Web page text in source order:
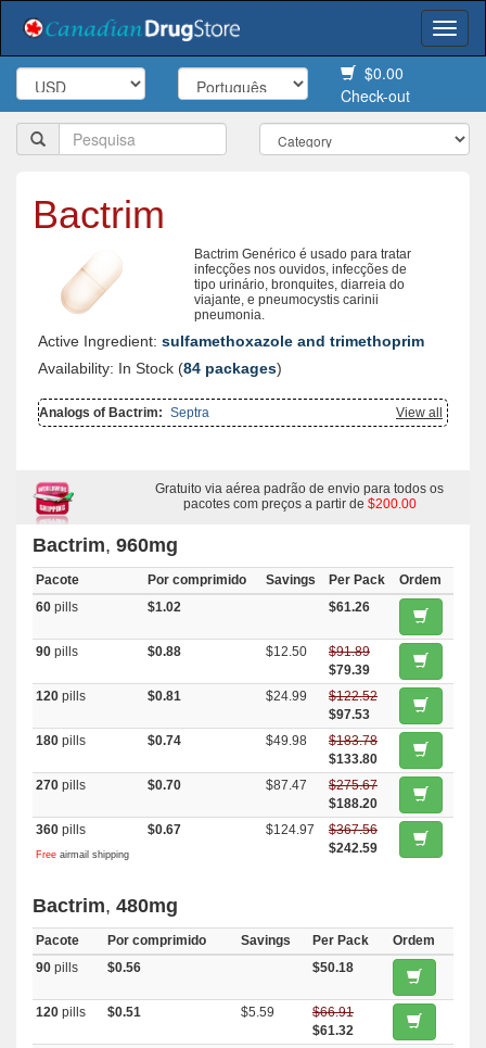
$0.00
Check-out
Bactrim
Bactrim Genérico é usado para tratar
infecções nos ouvidos, infecções de
tipo urinário, bronquites, diarreia do
viajante, e pneumocystis carinii
pneumonia.
Active Ingredient: sulfamethoxazole and trimethoprim
Availability: In Stock (84 packages)
View all
Analogs of Bactrim: Septra
Gratuito via aérea padrão de envio para todos os
pacotes com preços a partir de $200.00
Bactrim, 960mg
Pacote Por comprimido Savings Per Pack
Ordem
60 pills $1.02 $61.26
90 pills $0.88 $12.50
$91.89
$79.39
120 pills $0.81 $24.99
$122.52
$97.53
180 pills $0.74 $49.98
$183.78
$133.80
270 pills $0.70 $87.47
$275.67
$188.20
360 pills
Free airmail shipping
$0.67 $124.97
$367.56
$242.59
Bactrim, 480mg
Pacote Por comprimido Savings Per Pack
Ordem
90 pills $0.56 $50.18
120 pills $0.51 $5.59
$66.91
$61.32